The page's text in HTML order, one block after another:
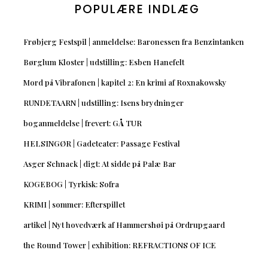
POPULÆRE INDLÆG
Frøbjerg Festspil | anmeldelse: Baronessen fra Benzintanken
Børglum Kloster | udstilling: Esben Hanefelt
Mord på Vibrafonen | kapitel 2: En krimi af Roxnakowsky
RUNDETAARN | udstilling: Isens brydninger
boganmeldelse | frevert: GÅ TUR
HELSINGØR | Gadeteater: Passage Festival
Asger Schnack | digt: At sidde på Palæ Bar
KOGEBOG | Tyrkisk: Sofra
KRIMI | sommer: Efterspillet
artikel | Nyt hovedværk af Hammershøi på Ordrupgaard
the Round Tower | exhibition: REFRACTIONS OF ICE